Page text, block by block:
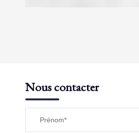
TAXE FONCIÈRE
Nous contacter
Prénom*